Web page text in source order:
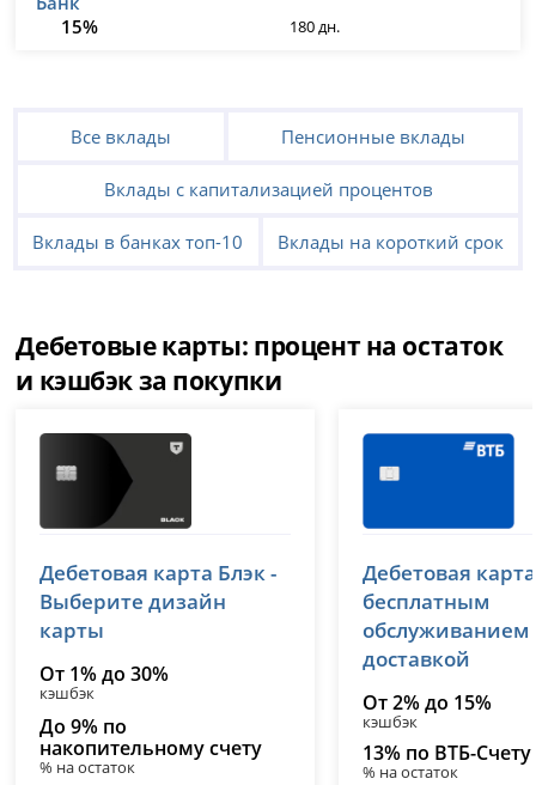
15% 180 дн.
Все вклады Пенсионные вклады
Вклады с капитализацией процентов
Вклады в банках топ-10 Вклады на короткий срок
Дебетовые карты: процент на остаток
и кэшбэк за покупки
лицензия № 2673
Дебетовая карта Блэк -
Выберите дизайн
карты
От 1% до 30%
кэшбэк
До 9% по
накопительному счету
% на остаток
лицензия № 1000
Дебетовая
бесплатным
обслуживанием
доставкой
От 2% до 15%
кэшбэк
13% по ВТБ-Счету
% на остаток